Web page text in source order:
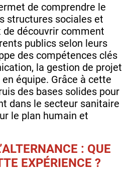
de comprendre le
structures sociales et
de découvrir comment
publics selon leurs
des compétences clés
la gestion de projet
équipe. Grâce à cette
des bases solides pour
dans le secteur sanitaire
le plan humain et
: QUE
EXPÉRIENCE ?